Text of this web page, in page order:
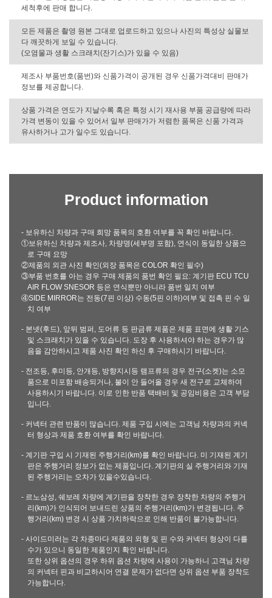
세척후에 판매 합니다.
모든 제품은 촬영 원본 그대로 업로드하고 있으나 사진의 특성상 실물보
다 깨끗하게 보일 수 있습니다.
(오염물과 생활 스크래치(잔기스)가 있을 수 있음)
제조사 부품번호(품번)와 신품가격이 공개된 경우 신품가격대비 판매가
정보를 제공합니다.
상품 가격은 연도가 지날수록 혹은 특정 시기 재사용 부품 공급량에 따라
가격 변동이 있을 수 있어서 일부 판매가가 저렴한 품목은 신품 가격과
유사하거나 고가 일수도 있습니다.
Product information
- 보유하신 차량과 구매 희망 품목의 호환 여부를 꼭 확인 바랍니다.
①보유하신 차량과 제조사, 차량명(세부명 포함), 연식이 동일한 상품으
로 구매 요망
②제품의 외관 사진 확인(외장 품목은 COLOR 확인 필수)
③부품 번호를 아는 경우 구매 제품의 품번 확인 필요: 계기판 ECU TCU
AIR FLOW SNESOR 등은 연식뿐만 아니라 품번 일치 여부
④SIDE MIRROR는 전동(7핀 이상) 수동(5핀 이하)여부 및 접촉 핀 수 일
치 여부
- 본넷(후드), 앞뒤 범퍼, 도어류 등 판금류 제품은 제품 표면에 생활 기스
및 스크래치가 있을 수 있습니다. 도장 후 사용하셔야 하는 경우가 많
음을 감안하시고 제품 사진 확인 하신 후 구매하시기 바랍니다.
- 전조등, 후미등, 안개등, 방향지시등 램프류의 경우 전구(소켓)는 소모
품으로 미포함 배송되거나, 불이 안 들어올 경우 새 전구로 교체하여
사용하시기 바랍니다. 이로 인한 반품 택배비 및 공임비용은 고객 부담
입니다.
- 커넥터 관련 반품이 많습니다. 제품 구입 시에는 고객님 차량과의 커넥
터 형상과 제품 호환 여부를 확인 바랍니다.
- 계기판 구입 시 기재된 주행거리(km)를 확인 바랍니다. 미 기재된 계기
판은 주행거리 정보가 없는 제품입니다. 계기판의 실 주행거리와 기재
된 주행거리는 오차가 있을수있습니다.
- 르노삼성, 쉐보레 차량에 계기판을 장착한 경우 장착한 차량의 주행거
리(km)가 인식되어 보내드린 상품의 주행거리(km)가 변경됩니다. 주
행거리(km) 변경 시 상품 가치하락으로 인해 반품이 불가능합니다.
- 사이드미러는 각 차종마다 제품의 외형 및 핀 수와 커넥터 형상이 다를
수가 있으니 동일한 제품인지 확인 바랍니다.
또한 상위 옵션의 경우 하위 옵션 차량에 사용이 가능하니 고객님 차량
의 커넥터 핀과 비교하시어 연결 문제가 없다면 상위 옵션 부품 장착도
가능합니다.